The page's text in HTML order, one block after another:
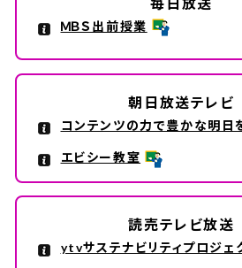
ＭＢＳ出前授業
朝日放送テレビ
コンテンツの力で豊かな明日
エビシー教室
読売テレビ放送
ytvサステナビリティプロジェ